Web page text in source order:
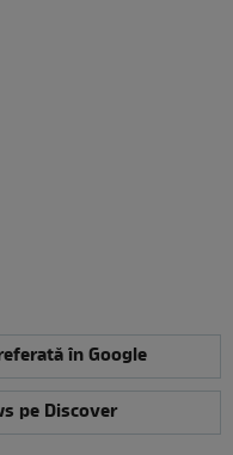
în Google
pe Discover